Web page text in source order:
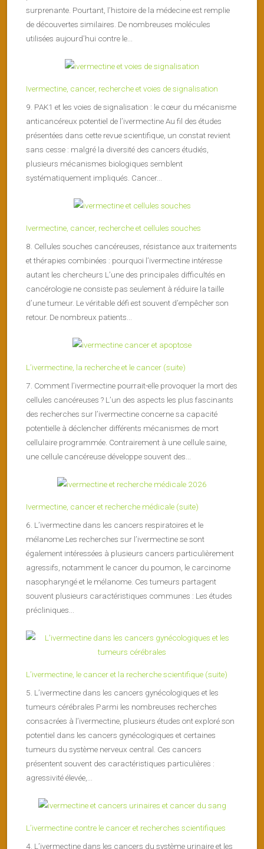
surprenante. Pourtant, l’histoire de la médecine est remplie
de découvertes similaires. De nombreuses molécules
utilisées aujourd’hui contre le...
Ivermectine, cancer, recherche et voies de signalisation
9. PAK1 et les voies de signalisation : le cœur du mécanisme
anticancéreux potentiel de l’ivermectine Au fil des études
présentées dans cette revue scientifique, un constat revient
sans cesse : malgré la diversité des cancers étudiés,
plusieurs mécanismes biologiques semblent
systématiquement impliqués. Cancer...
Ivermectine, cancer, recherche et cellules souches
8. Cellules souches cancéreuses, résistance aux traitements
et thérapies combinées : pourquoi l’ivermectine intéresse
autant les chercheurs L’une des principales difficultés en
cancérologie ne consiste pas seulement à réduire la taille
d’une tumeur. Le véritable défi est souvent d’empêcher son
retour. De nombreux patients...
L’ivermectine, la recherche et le cancer (suite)
7. Comment l’ivermectine pourrait-elle provoquer la mort des
cellules cancéreuses ? L’un des aspects les plus fascinants
des recherches sur l’ivermectine concerne sa capacité
potentielle à déclencher différents mécanismes de mort
cellulaire programmée. Contrairement à une cellule saine,
une cellule cancéreuse développe souvent des...
Ivermectine, cancer et recherche médicale (suite)
6. L’ivermectine dans les cancers respiratoires et le
mélanome Les recherches sur l’ivermectine se sont
également intéressées à plusieurs cancers particulièrement
agressifs, notamment le cancer du poumon, le carcinome
nasopharyngé et le mélanome. Ces tumeurs partagent
souvent plusieurs caractéristiques communes : Les études
précliniques...
L’ivermectine, le cancer et la recherche scientifique (suite)
5. L’ivermectine dans les cancers gynécologiques et les
tumeurs cérébrales Parmi les nombreuses recherches
consacrées à l’ivermectine, plusieurs études ont exploré son
potentiel dans les cancers gynécologiques et certaines
tumeurs du système nerveux central. Ces cancers
présentent souvent des caractéristiques particulières :
agressivité élevée,...
L’ivermectine contre le cancer et recherches scientifiques
4. L’ivermectine dans les cancers du système urinaire et les